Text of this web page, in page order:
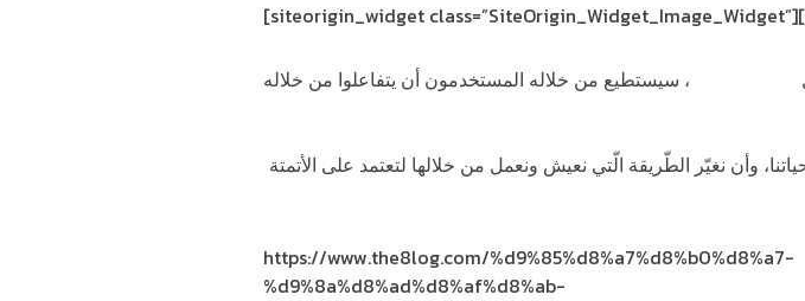
[siteorigin_widget class=”SiteOrigin_Widget_Image_Widget”]
، سيستطيع من خلاله المستخدمون أن يتفاعلوا من خلاله
وأن نغيّر الطّريقة الّتي نعيش ونعمل من خلالها لتعتمد على الأتمتة
https://www.the8log.com/%d9%85%d8%a7%d8%b0%d8%a7-
%d9%8a%d8%ad%d8%af%d8%ab-